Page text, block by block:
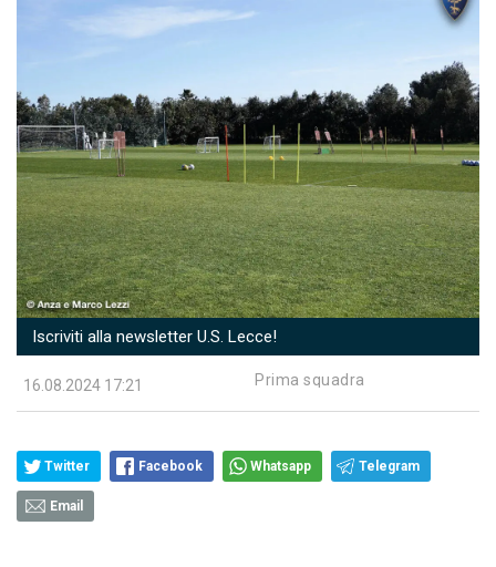
Iscriviti alla newsletter U.S. Lecce!
16.08.2024 17:21 Prima squadra
Twitter Facebook Whatsapp Telegram
Email